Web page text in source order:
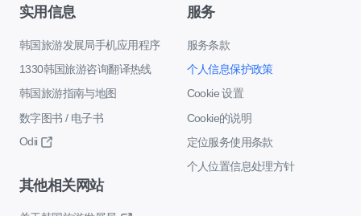
实用信息
韩国旅游发展局手机应用程序
1330韩国旅游咨询翻译热线
韩国旅游指南与地图
数字图书 / 电子书
Odii
服务
服务条款
个人信息保护政策
Cookie 设置
Cookie的说明
定位服务使用条款
个人位置信息处理方针
其他相关网站